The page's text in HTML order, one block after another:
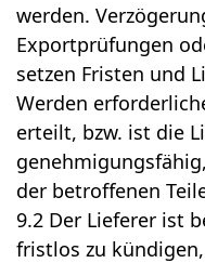
werden.
Exportprüfungen
setzen Fristen und
Werden
erteilt, bzw. ist die
der betroffenen
9.2 Der Lieferer ist
fristlos zu